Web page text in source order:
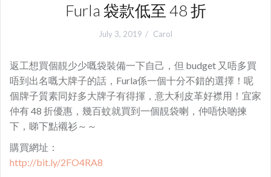
Furla 袋款低至 48 折
July 3, 2019 Carol
返工想買個靚少少嘅袋裝備一下自己，但 budget 又唔多買
唔到出名嘅大牌子的話，Furla係一個十分不錯的選擇！呢
個牌子質素同好多大牌子有得揮，意大利皮革好襟用！宜家
仲有 48 折優惠，幾百蚊就買到一個靚袋喇，仲唔快啲揀
下，睇下點襯衫～～
購買網址：
http://bit.ly/2FO4RA8